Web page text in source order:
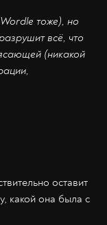
тоже), но
всё, что
(никакой
оставит
какой она была с